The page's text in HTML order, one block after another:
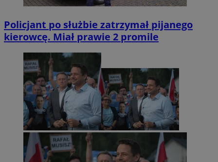
Policjant po służbie zatrzymał pijanego
kierowcę. Miał prawie 2 promile